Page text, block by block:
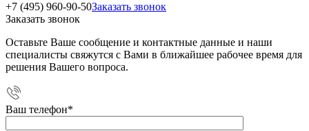
+7 (495) 960-90-50Заказать звонок
Заказать звонок
Оставьте Ваше сообщение и контактные данные и наши
специалисты свяжутся с Вами в ближайшее рабочее время для
решения Вашего вопроса.
Ваш телефон*